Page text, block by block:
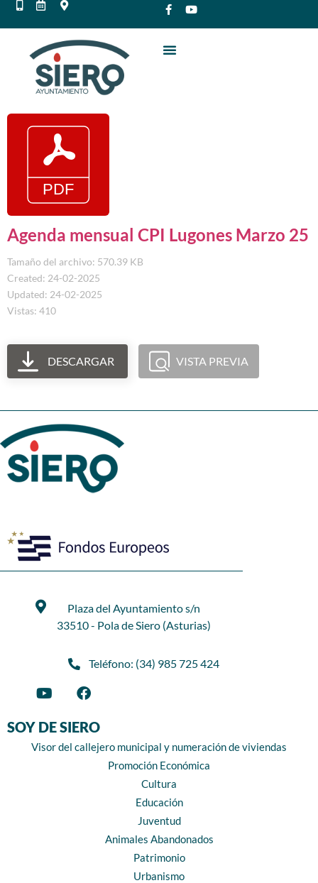
Agenda mensual CPI Lugones Marzo 25
Tamaño del archivo: 570.39 KB
Created: 24-02-2025
Updated: 24-02-2025
Vistas: 410
DESCARGAR VISTA PREVIA
Plaza del Ayuntamiento s/n
33510 - Pola de Siero (Asturias)
Teléfono: (34) 985 725 424
SOY DE SIERO
Visor del callejero municipal y numeración de viviendas
Promoción Económica
Cultura
Educación
Juventud
Animales Abandonados
Patrimonio
Urbanismo